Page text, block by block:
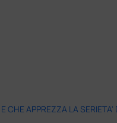
CHE APPREZZA LA SERIETA'